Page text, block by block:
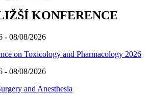
KONFERENCE
- 08/08/2026
on Toxicology and Pharmacology 2026
- 08/08/2026
and Anesthesia